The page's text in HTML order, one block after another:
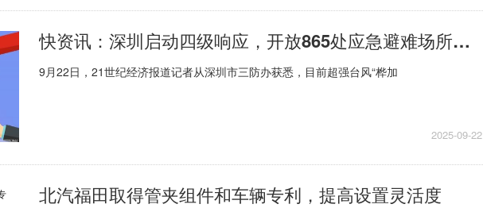
快资讯：深圳启动四级响应，开放865处应急避难场所，应对“桦加沙”
9月22日，21世纪经济报道记者从深圳市三防办获悉，目前超强台风“桦加
2025-09-22
北汽福田取得管夹组件和车辆专利，提高设置灵活度